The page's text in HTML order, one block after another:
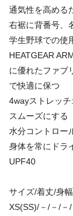
通気性を高める
右裾に背番号、
学生野球での使
HEATGEAR
に優れたファブ
で快適に保つ
4wayストレッ
スムーズにする
水分コントロー
身体を常にドラ
UPF40
サイズ/着丈/身
XS(SS)/－/－/－/